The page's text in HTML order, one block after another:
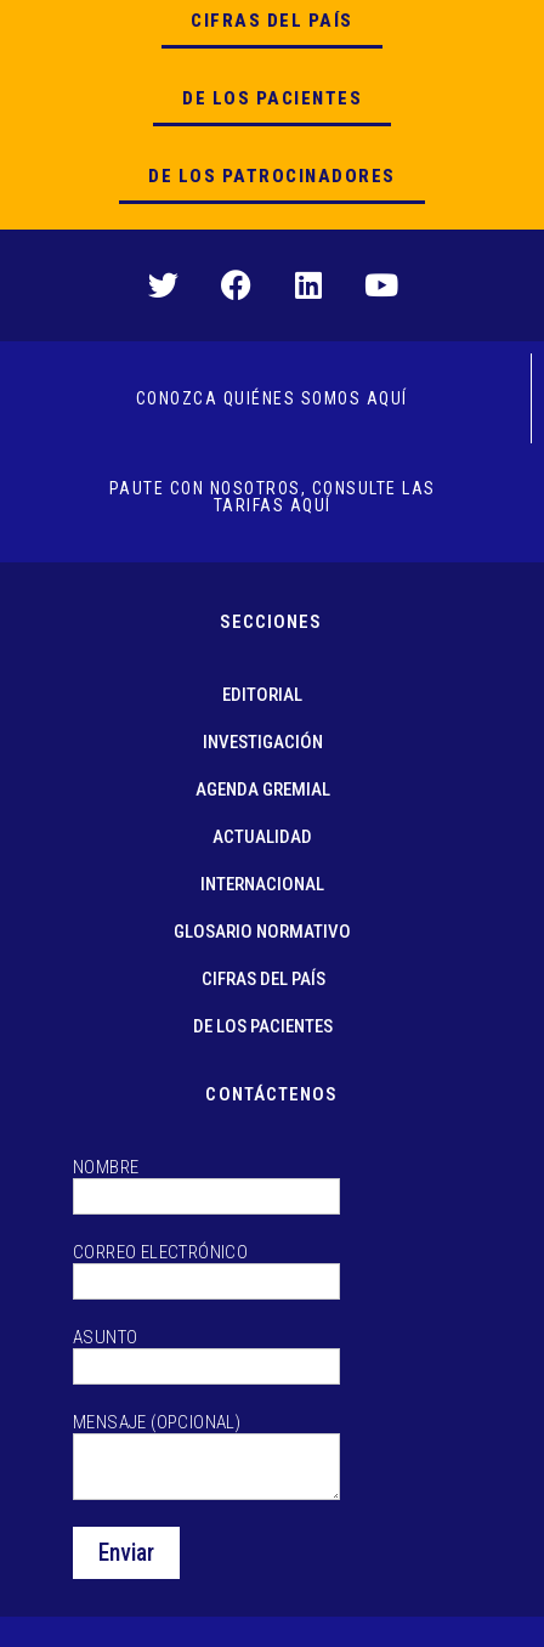
CIFRAS DEL PAÍS
DE LOS PACIENTES
DE LOS PATROCINADORES
CONOZCA QUIÉNES SOMOS AQUÍ
PAUTE CON NOSOTROS, CONSULTE LAS
TARIFAS AQUÍ
SECCIONES
EDITORIAL
INVESTIGACIÓN
AGENDA GREMIAL
ACTUALIDAD
INTERNACIONAL
GLOSARIO NORMATIVO
CIFRAS DEL PAÍS
DE LOS PACIENTES
CONTÁCTENOS
NOMBRE
CORREO ELECTRÓNICO
ASUNTO
MENSAJE (OPCIONAL)